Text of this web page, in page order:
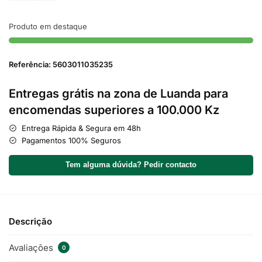
Produto em destaque
Referência: 5603011035235
Entregas grátis na zona de Luanda para
encomendas superiores a 100.000 Kz
Entrega Rápida & Segura em 48h
Pagamentos 100% Seguros
Tem alguma dúvida? Pedir contacto
Descrição
Avaliações 0